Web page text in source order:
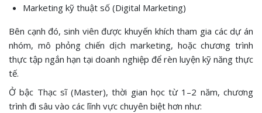
Marketing kỹ thuật số (Digital Marketing)
Bên cạnh đó, sinh viên được khuyến khích tham gia các dự án
nhóm, mô phỏng chiến dịch marketing, hoặc chương trình
thực tập ngắn hạn tại doanh nghiệp để rèn luyện kỹ năng thực
tế.
Ở bậc Thạc sĩ (Master), thời gian học từ 1–2 năm, chương
trình đi sâu vào các lĩnh vực chuyên biệt hơn như: